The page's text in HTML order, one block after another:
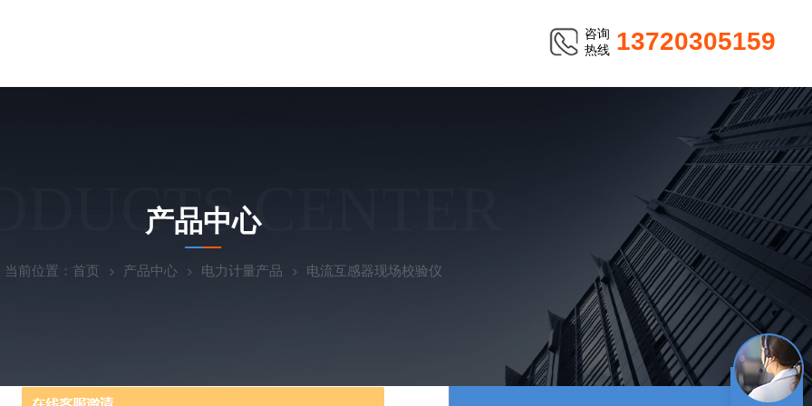
咨询
热线 13720305159
CENTER
产品中心
当前位置： 首页 产品中心 电力计量产品 电流互感器现场校验仪